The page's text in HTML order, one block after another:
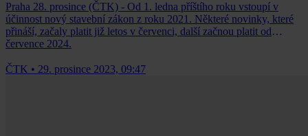
Praha 28. prosince (ČTK) - Od 1. ledna příštího roku vstoupí v
účinnost nový stavební zákon z roku 2021. Některé novinky, které
přináší, začaly platit již letos v červenci, další začnou platit od
července 2024.
ČTK • 29. prosince 2023, 09:47